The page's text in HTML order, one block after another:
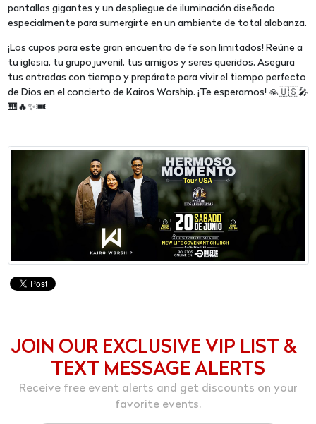
pantallas gigantes y un despliegue de iluminación diseñado
especialmente para sumergirte en un ambiente de total alabanza.
¡Los cupos para este gran encuentro de fe son limitados! Reúne a
tu iglesia, tu grupo juvenil, tus amigos y seres queridos. Asegura
tus entradas con tiempo y prepárate para vivir el tiempo perfecto
de Dios en el concierto de Kairos Worship. ¡Te esperamos! 🙏🇺🇸🎤
🎹🔥✨🎟️
JOIN OUR EXCLUSIVE VIP LIST &
TEXT MESSAGE ALERTS
Receive free event alerts and get discounts on your
favorite events.